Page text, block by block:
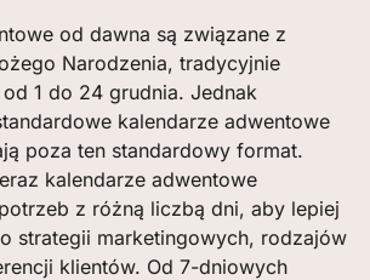
od dawna są związane z
Narodzenia, tradycyjnie
1 do 24 grudnia. Jednak
kalendarze adwentowe
poza ten standardowy format.
kalendarze adwentowe
z różną liczbą dni, aby lepiej
strategii marketingowych, rodzajów
klientów. Od 7-dniowych